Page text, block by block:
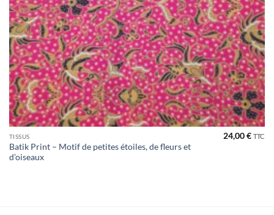
TISSUS
Batik Print – Motif de petites étoiles, de fleurs et
d’oiseaux
24,00€ TTC